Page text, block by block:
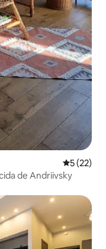
5 de uma
5 (22)
de Andriivsky